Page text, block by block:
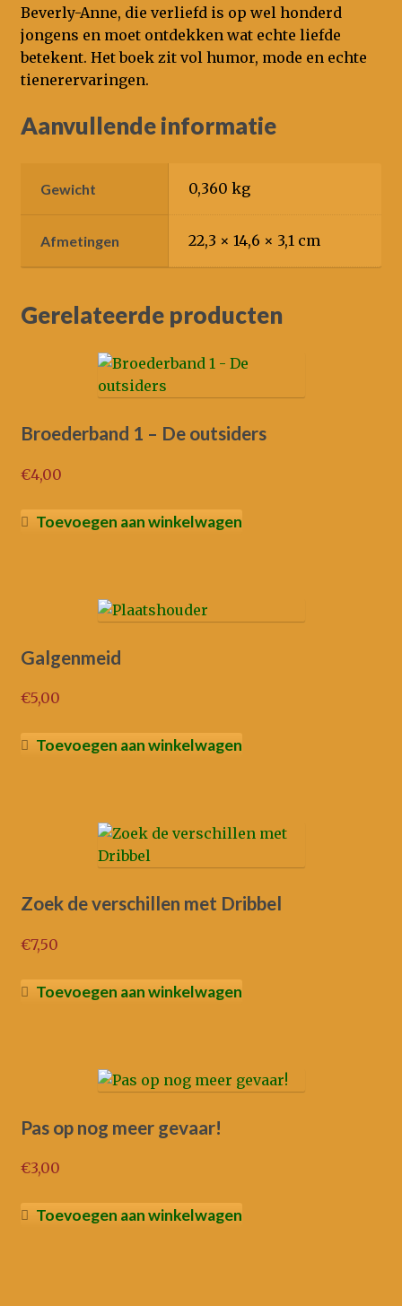
Beverly-Anne, die verliefd is op wel honderd
jongens en moet ontdekken wat echte liefde
betekent. Het boek zit vol humor, mode en echte
tienerervaringen.
Aanvullende informatie
Gewicht 0,360 kg
Afmetingen 22,3 × 14,6 × 3,1 cm
Gerelateerde producten
Broederband 1 – De outsiders
€4,00
Toevoegen aan winkelwagen
Galgenmeid
€5,00
Toevoegen aan winkelwagen
Zoek de verschillen met Dribbel
€7,50
Toevoegen aan winkelwagen
Pas op nog meer gevaar!
€3,00
Toevoegen aan winkelwagen